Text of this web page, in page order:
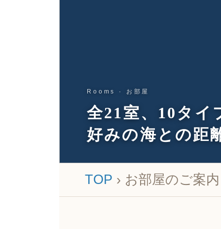
Rooms · お部屋
全21室、10タイ
好みの海との距
TOP › お部屋のご案内